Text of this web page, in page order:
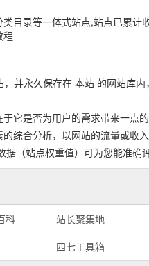
目录等一体式站点,站点已累
程
并永久保存在 本站 的网站库
它是否为用户的需求带来一点
综合分析，以网站的流量或收
（站点权重值）可为您能准确
科 站长聚集地
四七工具箱